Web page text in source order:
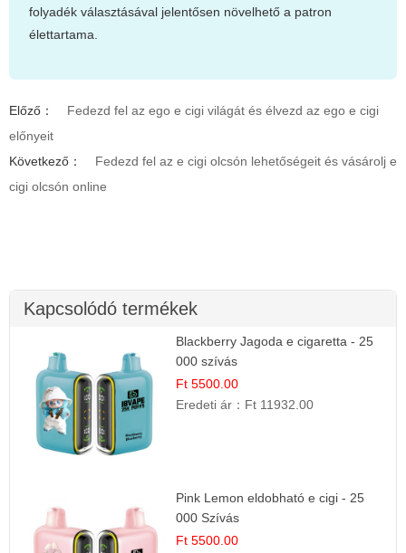
folyadék választásával jelentősen növelhető a patron
élettartama.
Előző：
Fedezd fel az ego e cigi világát és élvezd az ego e cigi
előnyeit
Következő：
Fedezd fel az e cigi olcsón lehetőségeit és vásárolj e
cigi olcsón online
Kapcsolódó termékek
Blackberry Jagoda e cigaretta - 25
000 szívás
Ft 5500.00
Eredeti ár： Ft 11932.00
Pink Lemon eldobható e cigi - 25
000 Szívás
Ft 5500.00